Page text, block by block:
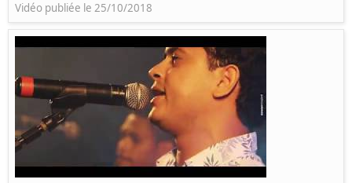
Vidéo publiée le 25/10/2018